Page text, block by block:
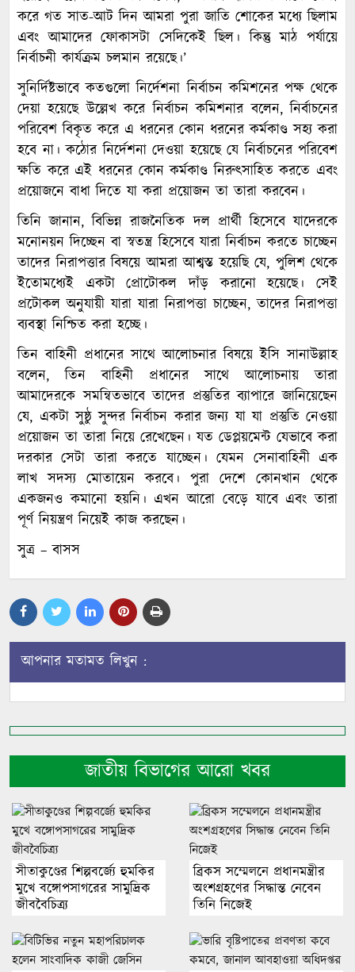
করে গত সাত-আট দিন আমরা পুরা জাতি শোকের মধ্যে ছিলাম
এবং আমাদের ফোকাসটা সেদিকেই ছিল। কিন্তু মাঠ পর্যায়ে
নির্বাচনী কার্যক্রম চলমান রয়েছে।’
সুনির্দিষ্টভাবে কতগুলো নির্দেশনা নির্বাচন কমিশনের পক্ষ থেকে
দেয়া হয়েছে উল্লেখ করে নির্বাচন কমিশনার বলেন, নির্বাচনের
পরিবেশ বিকৃত করে এ ধরনের কোন ধরনের কর্মকাণ্ড সহ্য করা
হবে না। কঠোর নির্দেশনা দেওয়া হয়েছে যে নির্বাচনের পরিবেশ
ক্ষতি করে এই ধরনের কোন কর্মকাণ্ড নিরুৎসাহিত করতে এবং
প্রয়োজনে বাধা দিতে যা করা প্রয়োজন তা তারা করবেন।
তিনি জানান, বিভিন্ন রাজনৈতিক দল প্রার্থী হিসেবে যাদেরকে
মনোনয়ন দিচ্ছেন বা স্বতন্ত্র হিসেবে যারা নির্বাচন করতে চাচ্ছেন
তাদের নিরাপত্তার বিষয়ে আমরা আশ্বস্ত হয়েছি যে, পুলিশ থেকে
ইতোমধ্যেই একটা প্রোটোকল দাঁড় করানো হয়েছে। সেই
প্রটোকল অনুযায়ী যারা যারা নিরাপত্তা চাচ্ছেন, তাদের নিরাপত্তা
ব্যবস্থা নিশ্চিত করা হচ্ছে।
তিন বাহিনী প্রধানের সাথে আলোচনার বিষয়ে ইসি সানাউল্লাহ
বলেন, তিন বাহিনী প্রধানের সাথে আলোচনায় তারা
আমাদেরকে সমন্বিতভাবে তাদের প্রস্তুতির ব্যাপারে জানিয়েছেন
যে, একটা সুষ্ঠু সুন্দর নির্বাচন করার জন্য যা যা প্রস্তুতি নেওয়া
প্রয়োজন তা তারা নিয়ে রেখেছেন। যত ডেপ্লয়মেন্ট যেভাবে করা
দরকার সেটা তারা করতে যাচ্ছেন। যেমন সেনাবাহিনী এক
লাখ সদস্য মোতায়েন করবে। পুরা দেশে কোনখান থেকে
একজনও কমানো হয়নি। এখন আরো বেড়ে যাবে এবং তারা
পূর্ণ নিয়ন্ত্রণ নিয়েই কাজ করছেন।
সুত্র – বাসস
আপনার মতামত লিখুন :
জাতীয় বিভাগের আরো খবর
সীতাকুণ্ডের শিল্পবর্জ্যে হুমকির
মুখে বঙ্গোপসাগরের সামুদ্রিক
জীববৈচিত্র্য
ব্রিকস সম্মেলনে প্রধানমন্ত্রীর
অংশগ্রহণের সিদ্ধান্ত নেবেন
তিনি নিজেই